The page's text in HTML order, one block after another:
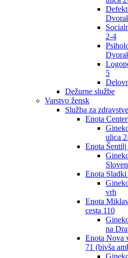
2-4
5
Dežurne službe
Varstvo žensk
Služba za
Enota
ulica
Enota
Enota
vrh
Enota
cesta 110
na
Enota Nova
71 (bivša